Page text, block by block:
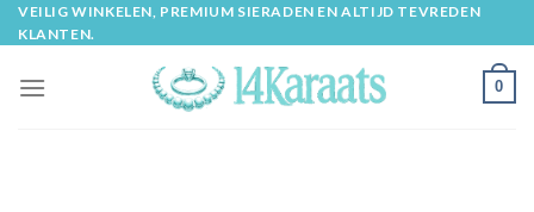
Skip
to
VEILIG WINKELEN, PREMIUM SIERADEN EN ALTIJD TEVREDEN
KLANTEN.
0